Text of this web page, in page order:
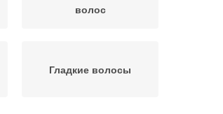
волос
Гладкие волосы